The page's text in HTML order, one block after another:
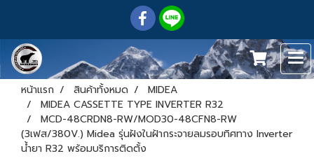
หน้าแรก สินค้าทั้งหมด
MIDEA
MIDEA CASSETTE TYPE INVERTER R32
MCD-48CRDN8-RW/MOD30-48CFN8-RW
(3เฟส/380V.) Midea รุ่นฝังในฝ้ากระจายลมรอบทิศทาง Inverter
น้ำยา R32 พร้อมบริการติดตั้ง